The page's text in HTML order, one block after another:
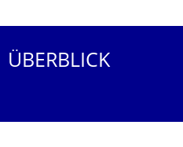
ÜBERBLICK